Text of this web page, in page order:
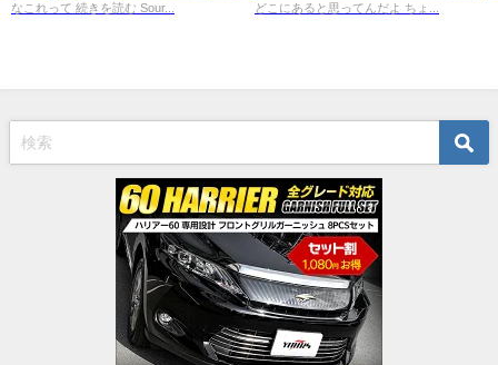
なこれって 続きを読む Sour...
どこにあると思ってんだよ ちょ...